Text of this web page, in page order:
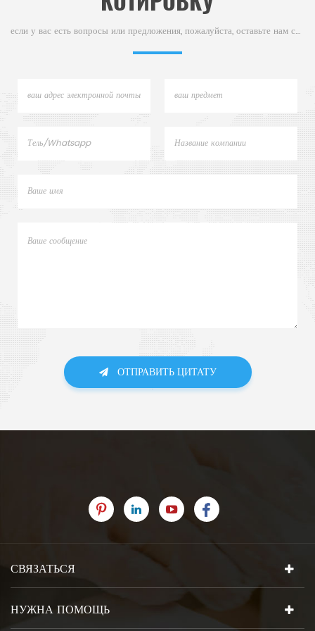
если у вас есть вопросы или предложения, пожалуйста, оставьте нам сообщение,
ОТПРАВИТЬ ЦИТАТУ
СВЯЗАТЬСЯ
НУЖНА ПОМОЩЬ